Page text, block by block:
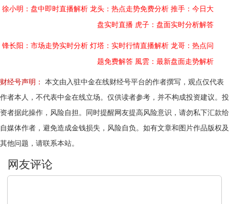
徐小明：盘中即时直播解析 龙头：热点走势免费分析 推手：今日大
盘实时直播 虎子：盘面实时分析解答
锋长阳：市场走势实时分析 灯塔：实时行情直播解析 龙哥：热点问
题免费解答 風雲：最新盘面走势解析
财经号声明：
本文由入驻中金在线财经号平台的作者撰写，观点仅代表
作者本人，不代表中金在线立场。仅供读者参考，并不构成投资建议。投
资者据此操作，风险自担。同时提醒网友提高风险意识，请勿私下汇款给
自媒体作者，避免造成金钱损失，风险自负。如有文章和图片作品版权及
其他问题，请联系本站。